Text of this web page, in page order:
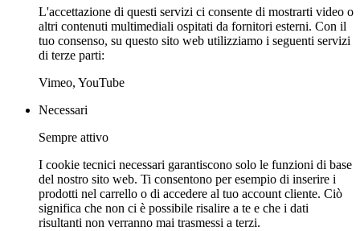
L'accettazione di questi servizi ci consente di mostrarti video o
altri contenuti multimediali ospitati da fornitori esterni. Con il
tuo consenso, su questo sito web utilizziamo i seguenti servizi
di terze parti:
Vimeo, YouTube
Necessari
Sempre attivo
I cookie tecnici necessari garantiscono solo le funzioni di base
del nostro sito web. Ti consentono per esempio di inserire i
prodotti nel carrello o di accedere al tuo account cliente. Ciò
significa che non ci è possibile risalire a te e che i dati
risultanti non verranno mai trasmessi a terzi.